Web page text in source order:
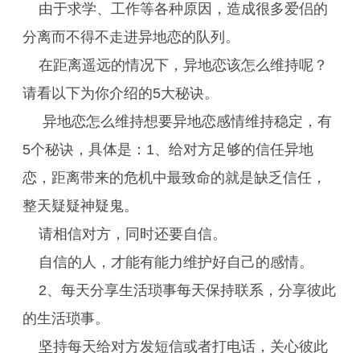
由于求学、工作等各种原因，造成很多爱侣的
分离而不得不走进异地恋的队列。
在距离遥远的情况下，异地恋该怎么维持呢？
请看以下为你介绍的5大秘诀。
异地恋怎么维持想要异地恋感情维持稳定，有
5个秘诀，具体是：1、给对方足够的信任异地
恋，距离带来的危机中最致命的就是缺乏信任，
整天疑疑神疑鬼。
请相信对方，同时还要自信。
自信的人，才能有能力维护好自己的感情。
2、每天分享生活琐事每天保持联系，分享彼此
的生活琐事。
坚持每天给对方发短信或者打电话，关心彼此